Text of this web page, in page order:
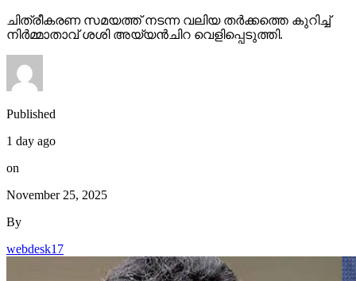
ചിത്രീകരണ സമയത്ത് നടന്ന വലിയ തര്‍ക്കത്തെ കുറിച്ച്
നിര്‍മ്മാതാവ് ശശി അയ്യന്‍ചിറ വെളിപ്പെടുത്തി.
Published
1 day ago
on
November 25, 2025
By
webdesk17